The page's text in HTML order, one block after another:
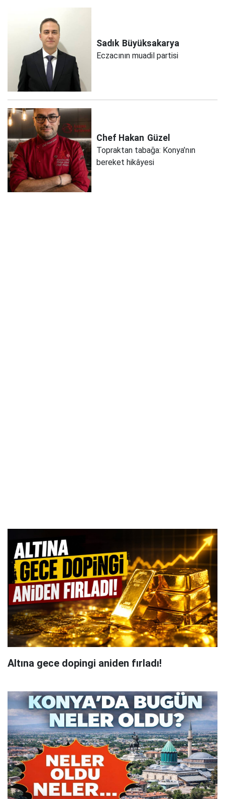
Sadık Büyüksakarya
Eczacının muadil partisi
Chef Hakan Güzel
Topraktan tabağa: Konya’nın
bereket hikâyesi
Altına gece dopingi aniden fırladı!